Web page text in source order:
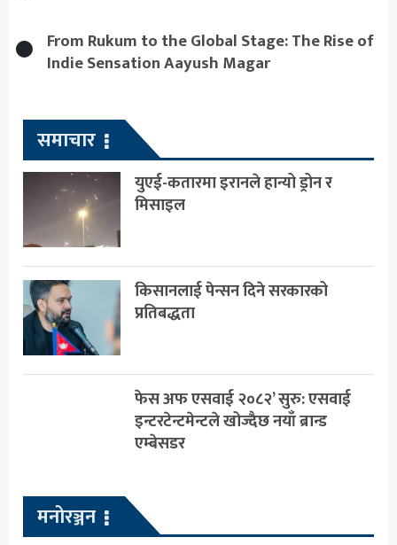
From Rukum to the Global Stage: The Rise of
Indie Sensation Aayush Magar
समाचार
युएई-कतारमा इरानले हान्यो ड्रोन र
मिसाइल
किसानलाई पेन्सन दिने सरकारको
प्रतिबद्धता
फेस अफ एसवाई २०८२’ सुरु: एसवाई
इन्टरटेन्टमेन्टले खोज्दैछ नयाँ ब्रान्ड
एम्बेसडर
मनोरञ्जन